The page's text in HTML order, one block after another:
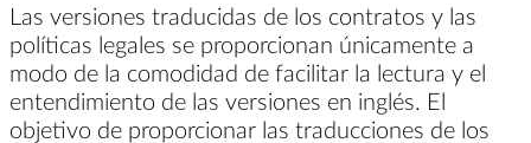
Las versiones traducidas de los contratos y las
políticas legales se proporcionan únicamente a
modo de la comodidad de facilitar la lectura y el
entendimiento de las versiones en inglés. El
objetivo de proporcionar las traducciones de los